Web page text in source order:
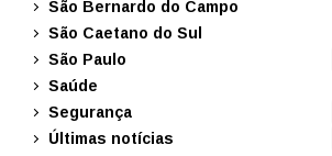
São Bernardo do Campo
São Caetano do Sul
São Paulo
Saúde
Segurança
Últimas notícias